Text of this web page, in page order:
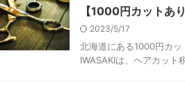
【1000円カットあ
2023/5/17
北海道にある1000円カ
IWASAKIは、ヘアカッ